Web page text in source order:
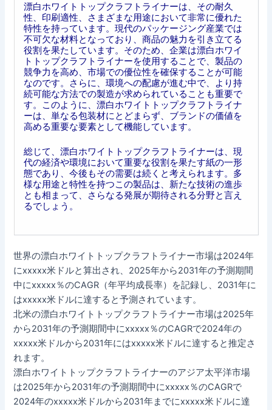
漂白ホワイトトップクラフトライナーは、その耐久
性、印刷適性、さまざまな用途において非常に優れた
特性を持っています。現代のパッケージング産業では
不可欠な材料となっており、商品の魅力を引き立てる
役割を果たしています。そのため、企業は漂白ホワイ
トトップクラフトライナーを使用することで、製品の
競争力を高め、市場での優位性を確保することが可能
なのです。さらに、環境への配慮が進む中で、より持
続可能な方法での製造が求められていることも重要で
す。このように、漂白ホワイトトップクラフトライナ
ーは、単なる包装材にとどまらず、ブランドの価値を
高める重要な要素として機能しています。
総じて、漂白ホワイトトップクラフトライナーは、現
代の経済や環境において重要な役割を果たす紙の一形
態であり、今後もその需要は続くと考えられます。多
様な用途と特性を持つこの製品は、新たな技術の進歩
とも相まって、さらなる発展が期待される分野と言え
るでしょう。
世界の漂白ホワイトトップクラフトライナー市場は2024年
にxxxxx米ドルと算出され、2025年から2031年の予測期間
中にxxxxx％のCAGR（年平均成長率）を記録し、2031年に
はxxxxx米ドルに達すると予測されています。
北米の漂白ホワイトトップクラフトライナー市場は2025年
から2031年の予測期間中にxxxxx％のCAGRで2024年の
xxxxx米ドルから2031年にはxxxxx米ドルに達すると推定さ
れます。
漂白ホワイトトップクラフトライナーのアジア太平洋市場
は2025年から2031年の予測期間中にxxxxx％のCAGRで
2024年のxxxxx米ドルから2031年までにxxxxx米ドルに達